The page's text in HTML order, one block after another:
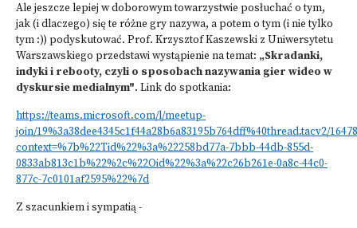
Ale jeszcze lepiej w doborowym towarzystwie posłuchać o tym,
jak (i dlaczego) się te różne gry nazywa, a potem o tym (i nie tylko
tym :)) podyskutować. Prof. Krzysztof Kaszewski z Uniwersytetu
Warszawskiego przedstawi wystąpienie na temat: „Skradanki,
indyki i rebooty, czyli o sposobach nazywania gier wideo w
dyskursie medialnym". Link do spotkania:
https://teams.microsoft.com/l/meetup-
join/19%3a38dee4345c1f44a28b6a83195b764dff%40thread.tacv2/
context=%7b%22Tid%22%3a%22258bd77a-7bbb-44db-855d-
0833ab813c1b%22%2c%22Oid%22%3a%22c26b261e-0a8c-44c0-
877c-7c0101af2595%22%7d
Z szacunkiem i sympatią -